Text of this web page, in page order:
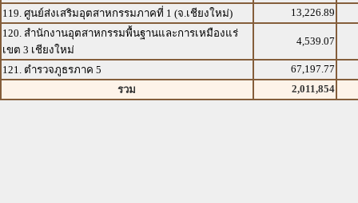
119. ศูนย์ส่งเสริมอุตสาหกรรมภาคที่ 1 (จ.เชียงใหม่)
13,226.89
120. สำนักงานอุตสาหกรรมพื้นฐานและการเหมืองแร่
เขต 3 เชียงใหม่
4,539.07
121. ตำรวจภูธรภาค 5
67,197.77
รวม
2,011,854